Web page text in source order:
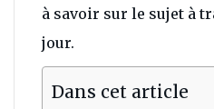
à savoir sur le sujet à
jour.
Dans cet article